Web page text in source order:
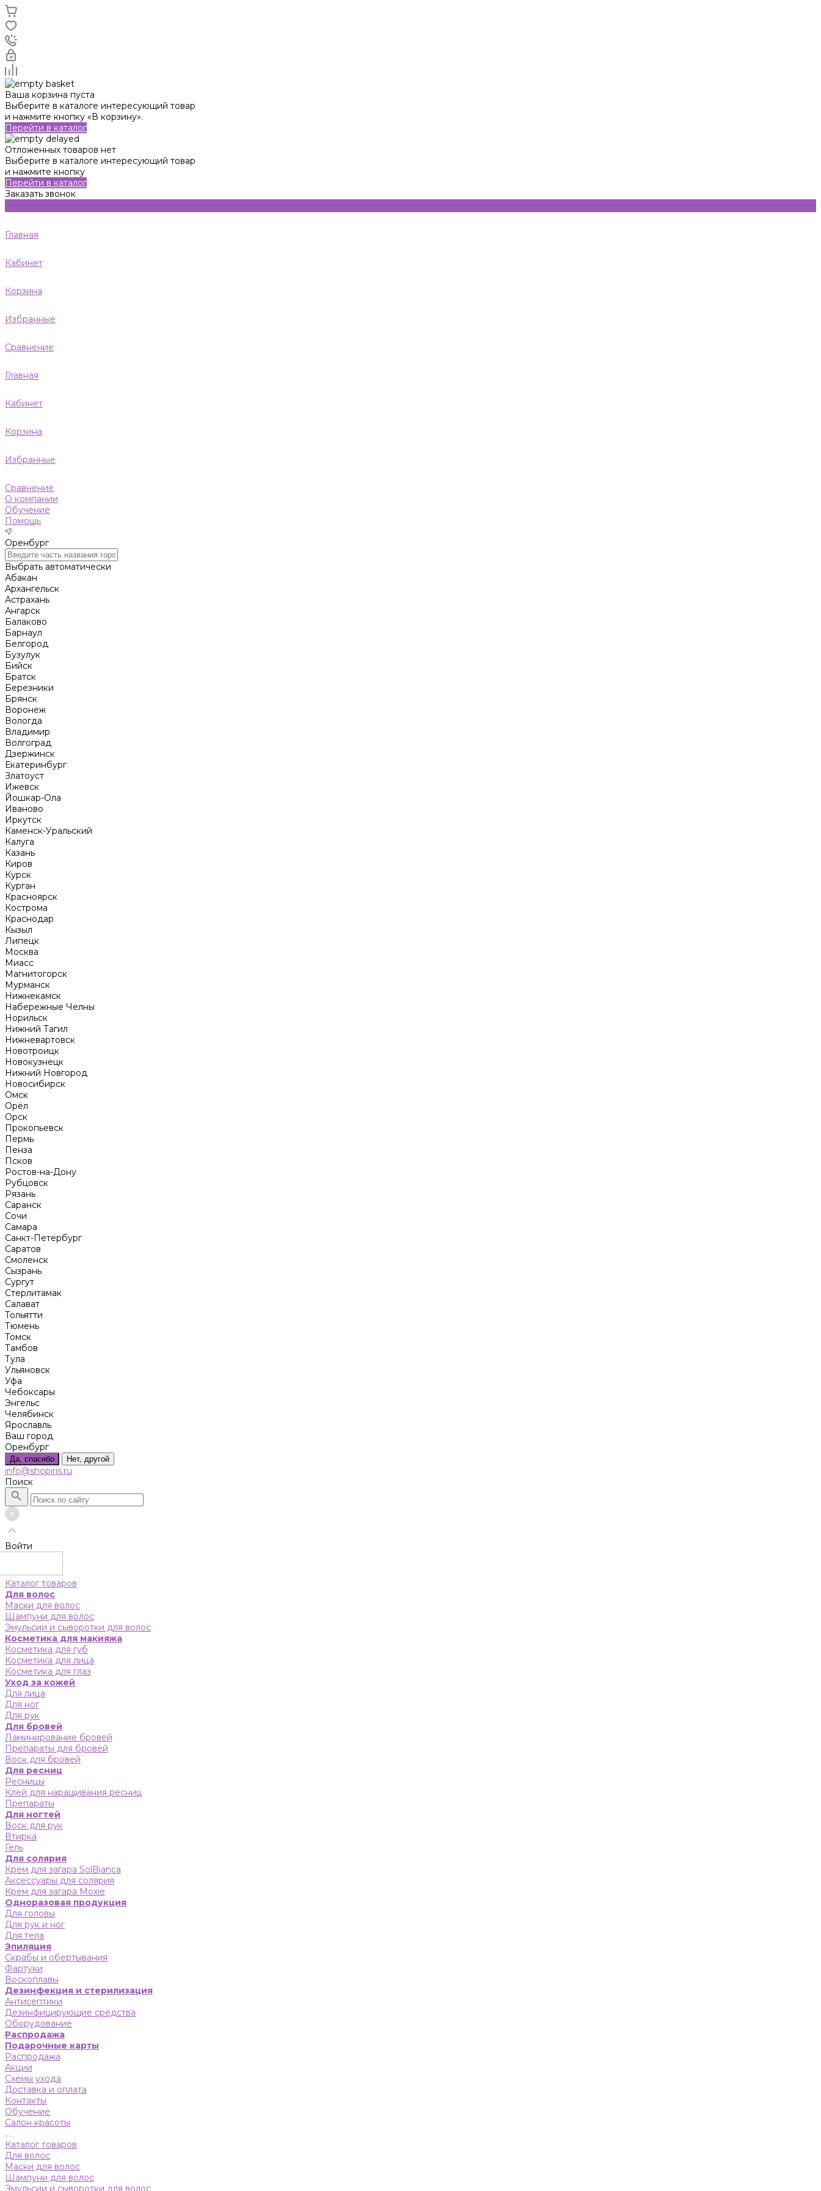
Ваша корзина пуста
Выберите в каталоге интересующий товар
и нажмите кнопку «В корзину».
Перейти в каталог
Отложенных товаров нет
Выберите в каталоге интересующий товар
и нажмите кнопку
Перейти в каталог
Заказать звонок
Главная
Кабинет
Корзина
Избранные
Сравнение
Главная
Кабинет
Корзина
Избранные
Сравнение
О компании
Обучение
Помощь
Оренбург
Выбрать автоматически
Абакан
Архангельск
Астрахань
Ангарск
Балаково
Барнаул
Белгород
Бузулук
Бийск
Братск
Березники
Брянск
Воронеж
Вологда
Владимир
Волгоград
Дзержинск
Екатеринбург
Златоуст
Ижевск
Йошкар-Ола
Иваново
Иркутск
Каменск-Уральский
Калуга
Казань
Киров
Курск
Курган
Красноярск
Кострома
Краснодар
Кызыл
Липецк
Москва
Миасс
Магнитогорск
Мурманск
Нижнекамск
Набережные Челны
Норильск
Нижний Тагил
Нижневартовск
Новотроицк
Новокузнецк
Нижний Новгород
Новосибирск
Омск
Орёл
Орск
Прокопьевск
Пермь
Пенза
Псков
Ростов-на-Дону
Рубцовск
Рязань
Саранск
Сочи
Самара
Санкт-Петербург
Саратов
Смоленск
Сызрань
Сургут
Стерлитамак
Салават
Тольятти
Тюмень
Томск
Тамбов
Тула
Ульяновск
Уфа
Чебоксары
Энгельс
Челябинск
Ярославль
Ваш город
Оренбург
Да, спасибо Нет, другой
info@shopiris.ru
Поиск
Войти
Каталог товаров
Для волос
Маски для волос
Шампуни для волос
Эмульсии и сыворотки для волос
Косметика для макияжа
Косметика для губ
Косметика для лица
Косметика для глаз
Уход за кожей
Для лица
Для ног
Для рук
Для бровей
Ламинирование бровей
Препараты для бровей
Воск для бровей
Для ресниц
Ресницы
Клей для наращивания ресниц
Препараты
Для ногтей
Воск для рук
Втирка
Гель
Для солярия
Крем для загара SolBianca
Аксессуары для солярия
Крем для загара Moxie
Одноразовая продукция
Для головы
Для рук и ног
Для тела
Эпиляция
Скрабы и обертывания
Фартуки
Воскоплавы
Дезинфекция и стерилизация
Антисептики
Дезинфицирующие средства
Оборудование
Распродажа
Подарочные карты
Распродажа
Акции
Схемы ухода
Доставка и оплата
Контакты
Обучение
Салон красоты
...
Каталог товаров
Для волос
Маски для волос
Шампуни для волос
Эмульсии и сыворотки для волос